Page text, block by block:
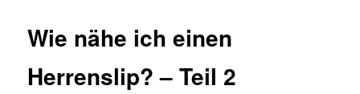
Wie nähe ich einen
Herrenslip? – Teil 2